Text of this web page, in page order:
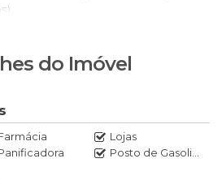
potencial de valorização e
privilegiada ✅ 650 m² comercial
✅ Aceita propostas
do Imóvel
Lojas
Posto de Gasolina